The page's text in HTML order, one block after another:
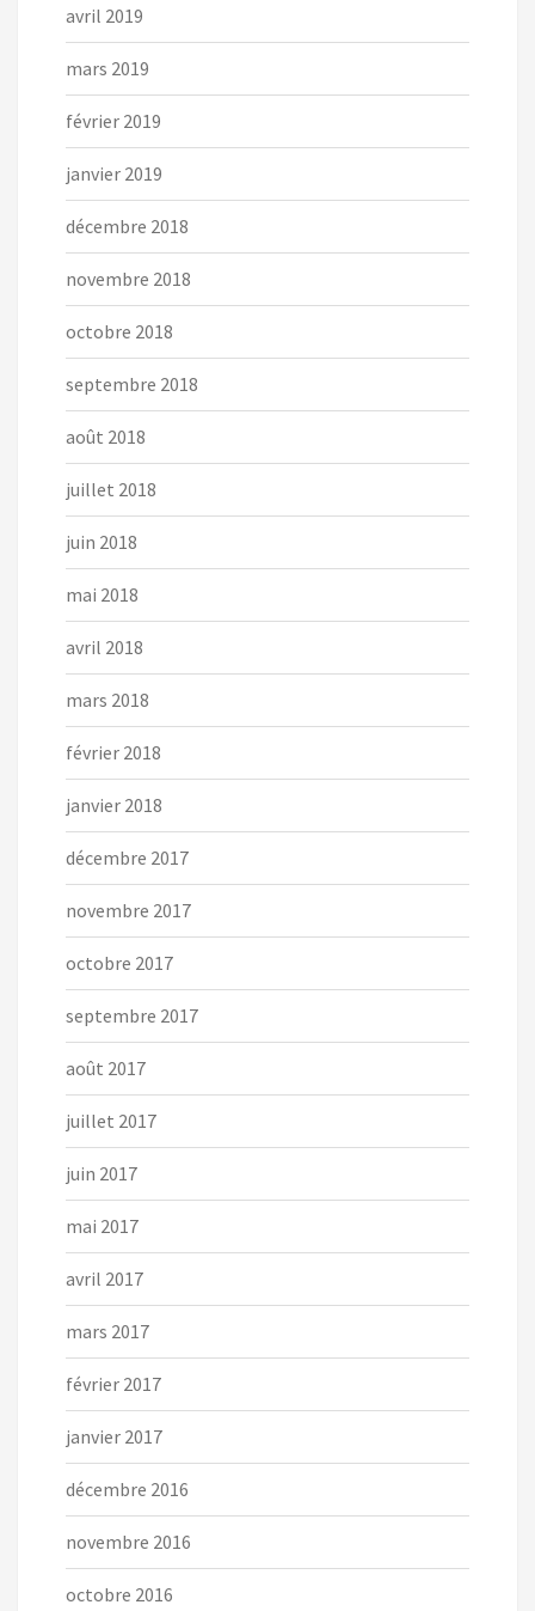
avril 2019
mars 2019
février 2019
janvier 2019
décembre 2018
novembre 2018
octobre 2018
septembre 2018
août 2018
juillet 2018
juin 2018
mai 2018
avril 2018
mars 2018
février 2018
janvier 2018
décembre 2017
novembre 2017
octobre 2017
septembre 2017
août 2017
juillet 2017
juin 2017
mai 2017
avril 2017
mars 2017
février 2017
janvier 2017
décembre 2016
novembre 2016
octobre 2016